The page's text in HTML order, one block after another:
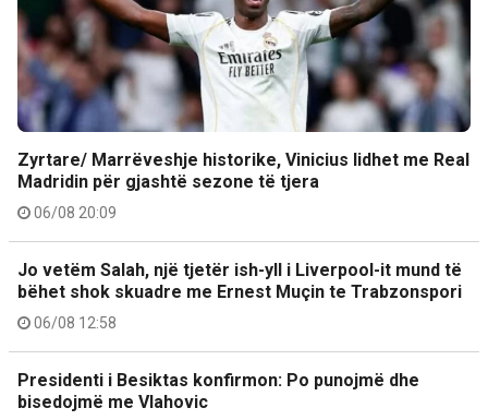
Zyrtare/ Marrëveshje historike, Vinicius lidhet me Real
Madridin për gjashtë sezone të tjera
06/08 20:09
Jo vetëm Salah, një tjetër ish-yll i Liverpool-it mund të
bëhet shok skuadre me Ernest Muçin te Trabzonspori
06/08 12:58
Presidenti i Besiktas konfirmon: Po punojmë dhe
bisedojmë me Vlahovic